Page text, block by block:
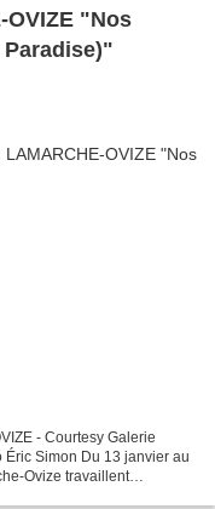
OVIZE "Nos
Simon Du 13 janvier au
Ovize travaillent